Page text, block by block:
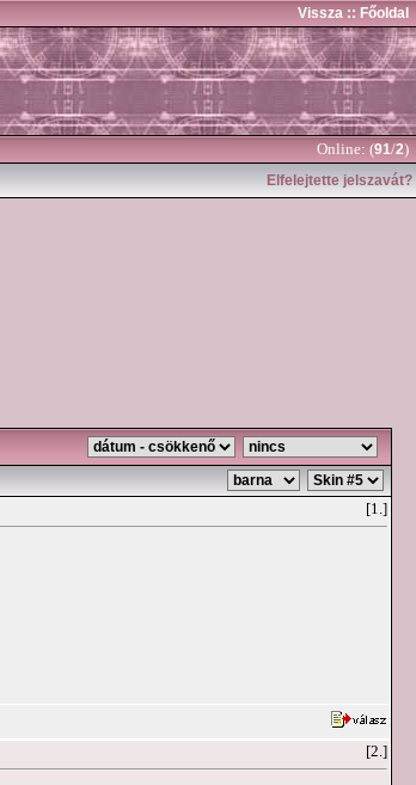
Vissza :: Főoldal
Online: (91/2)
Elfelejtette jelszavát?
[1.]
[2.]